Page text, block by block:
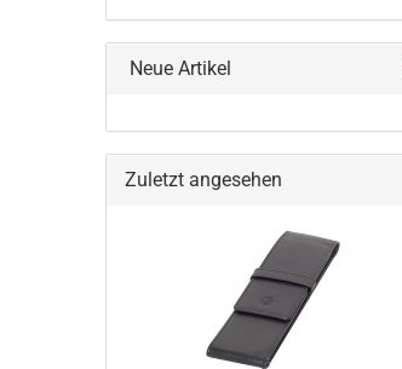
Neue Artikel
Zuletzt angesehen